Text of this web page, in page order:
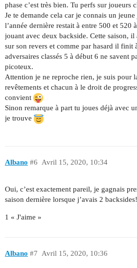
phase c’est très bien. Tu perfs sur joueurs
Je te demande cela car je connais un
l’année dernière restait à entre 500 et 520
jouant avec deux backside. Cette saison, il
sur son revers et comme par hasard il finit
adversaires classés 5 à début 6 ne savent
picoteux.
Attention je ne reproche rien, je suis pour
revêtements et chacun à le droit de
convient
Sinon remarque à part tu joues déjà avec
je trouve
Albano Avril 15, 2020, 10:34
#6
Oui, c’est exactement pareil, je gagnais
saison dernière lorsque j’avais 2 backsides!
1 « J'aime »
Albano Avril 15, 2020, 10:36
#7